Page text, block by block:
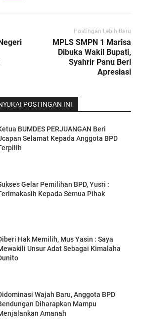
Postingan Lebih Baru
MPLS SMPN 1 Marisa
Dibuka Wakil Bupati,
Syahrir Panu Beri
Apresiasi
POSTINGAN INI
BUMDES PERJUANGAN Beri
Selamat Kepada Anggota BPD
Gelar Pemilihan BPD, Yusri :
Kepada Semua Pihak
Hak Memilih, Mus Yasin : Saya
Unsur Adat Sebagai Kimalaha
Wajah Baru, Anggota BPD
Diharapkan Mampu
Amanah